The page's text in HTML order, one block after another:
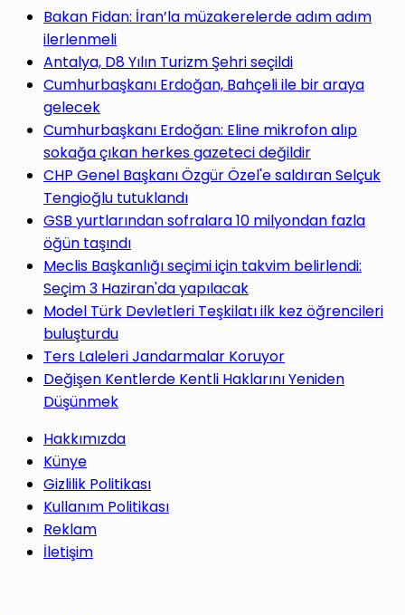
yap
...
Bakan Fidan: İran’la müzakerelerde adım adım
ilerlenmeli
Antalya, D8 Yılın Turizm Şehri seçildi
Cumhurbaşkanı Erdoğan, Bahçeli ile bir araya
gelecek
Cumhurbaşkanı Erdoğan: Eline mikrofon alıp
sokağa çıkan herkes gazeteci değildir
CHP Genel Başkanı Özgür Özel'e saldıran Selçuk
Tengioğlu tutuklandı
GSB yurtlarından sofralara 10 milyondan fazla
öğün taşındı
Meclis Başkanlığı seçimi için takvim belirlendi:
Seçim 3 Haziran'da yapılacak
Model Türk Devletleri Teşkilatı ilk kez öğrencileri
buluşturdu
Ters Laleleri Jandarmalar Koruyor
Değişen Kentlerde Kentli Haklarını Yeniden
Düşünmek
Hakkımızda
Künye
Gizlilik Politikası
Kullanım Politikası
Reklam
İletişim